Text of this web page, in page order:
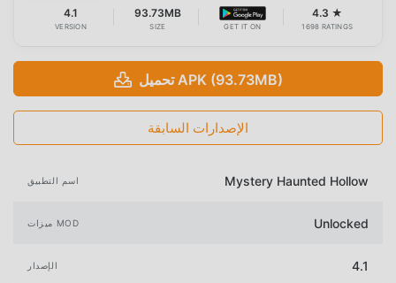
4.1
VERSION
93.73MB
SIZE GET IT ON
4.3 ★
1698 RATINGS
تحميل APK (93.73MB)
الإصدارات السابقة
اسم التطبيق Mystery Haunted Hollow
ميزات MOD Unlocked
الإصدار 4.1